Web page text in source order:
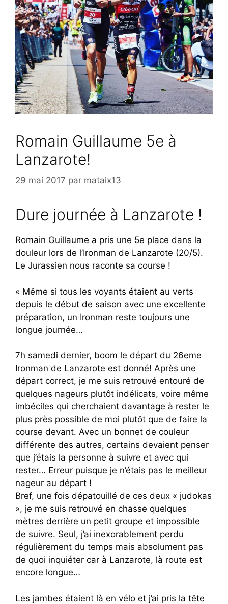
Romain Guillaume 5e à
Lanzarote!
29 mai 2017 par mataix13
Dure journée à Lanzarote !
Romain Guillaume a pris une 5e place dans la
douleur lors de l’Ironman de Lanzarote (20/5).
Le Jurassien nous raconte sa course !
« Même si tous les voyants étaient au verts
depuis le début de saison avec une excellente
préparation, un Ironman reste toujours une
longue journée…
7h samedi dernier, boom le départ du 26eme
Ironman de Lanzarote est donné! Après une
départ correct, je me suis retrouvé entouré de
quelques nageurs plutôt indélicats, voire même
imbéciles qui cherchaient davantage à rester le
plus près possible de moi plutôt que de faire la
course devant. Avec un bonnet de couleur
différente des autres, certains devaient penser
que j’étais la personne à suivre et avec qui
rester… Erreur puisque je n’étais pas le meilleur
nageur au départ !
Bref, une fois dépatouillé de ces deux « judokas
», je me suis retrouvé en chasse quelques
mètres derrière un petit groupe et impossible
de suivre. Seul, j’ai inexorablement perdu
régulièrement du temps mais absolument pas
de quoi inquiéter car à Lanzarote, là route est
encore longue…
Les jambes étaient là en vélo et j’ai pris la tête